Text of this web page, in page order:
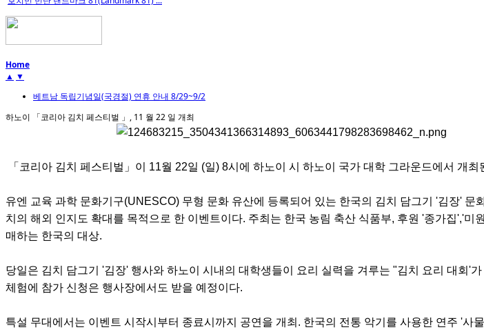
Home
▲ ▼
베트남 독립기념일(국경절) 연휴 안내 8/29~9/2
하노이 「코리아 김치 페스티벌 」, 11 월 22 일 개최
「코리아 김치 페스티벌」이 11월 22일 (일) 8시에 하노이 시 하노이 국가 대학 그라운드에서 개최
유엔 교육 과학 문화기구(UNESCO) 무형 문화 유산에 등록되어 있는 한국의 김치 담그기 '김장' 문
치의 해외 인지도 확대를 목적으로 한 이벤트이다. 주최는 한국 농림 축산 식품부, 후원 '종가집','미
매하는 한국의 대상.
당일은 김치 담그기 '김장' 행사와 하노이 시내의 대학생들이 요리 실력을 겨루는 "김치 요리 대회'
체험에 참가 신청은 행사장에서도 받을 예정이다.
특설 무대에서는 이벤트 시작시부터 종료시까지 공연을 개최. 한국의 전통 악기를 사용한 연주 '사